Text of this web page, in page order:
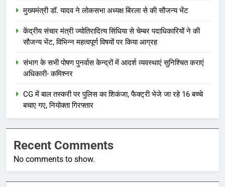
मुख्यमंत्री डॉ. यादव ने लोकसभा अध्यक्ष बिरला से की सौजन्य भेंट
केंद्रीय संचार मंत्री ज्योतिरादित्य सिंधिया से चेम्बर पदाधिकारियों ने की
सौजन्य भेंट, विभिन्न महत्वपूर्ण विषयों पर किया आग्रह
संभाग के सभी पोषण पुनर्वास केन्द्रों में आदर्श व्यवस्थाएं सुनिश्चित कराएं
अधिकारी- कमिश्नर
CG में बाल तस्करी पर पुलिस का शिकंजा, फैक्ट्री भेजे जा रहे 16 बच्चे
बचाए गए, नियोक्ता गिरफ्तार
Recent Comments
No comments to show.